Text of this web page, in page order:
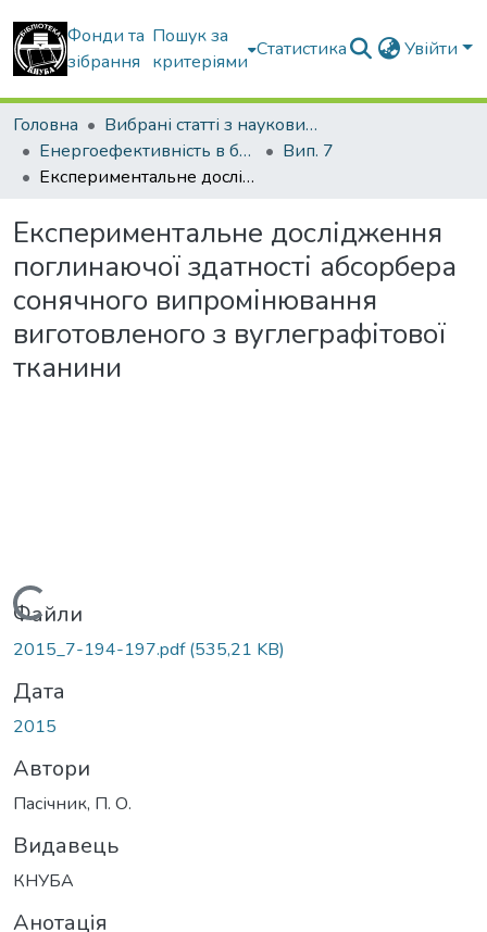
Фонди та
зібрання
Пошук за
критеріями
Статистика Увійти
Головна
Вибрані статті з наукових збірників КНУБА
Енергоефективність в будівництві та архітектурі
Вип. 7
Експериментальне дослідження поглинаючої здатності абсорбера сонячного випромінювання виготовленого з вуглеграфітової тканини
Експериментальне дослідження
поглинаючої здатності абсорбера
сонячного випромінювання
виготовленого з вуглеграфітової
тканини
Вантажиться...
Файли
2015_7-194-197.pdf(535,21 KB)
Дата
2015
Автори
Пасічник, П. О.
Видавець
КНУБА
Анотація